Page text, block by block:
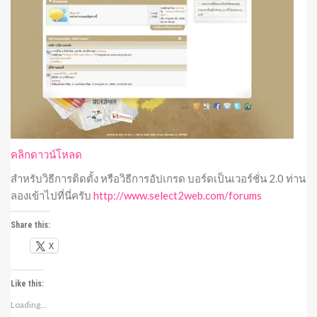
คลิกดาวน์โหลด
สำหรับวิธีการติดตั้ง หรือวิธีการอัปเกรด บอร์ดเป็นเวอร์ชั่น 2.0 ท่าน
ลองเข้าไปที่นี่ครับ http://www.select2web.com/forums
Share this:
X
Like this:
Loading...